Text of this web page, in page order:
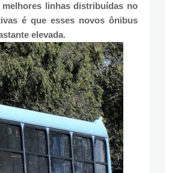
linhas distribuídas no
é que esses novos ônibus
elevada.